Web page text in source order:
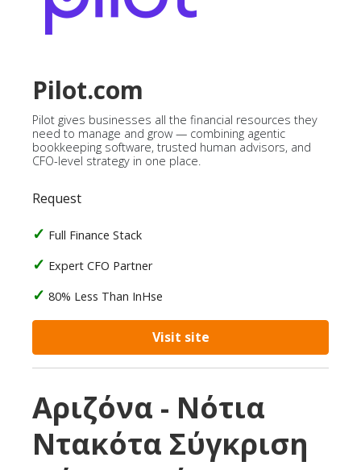
Pilot.com
Pilot gives businesses all the financial resources they
need to manage and grow — combining agentic
bookkeeping software, trusted human advisors, and
CFO-level strategy in one place.
Request
Full Finance Stack
Expert CFO Partner
80% Less Than InHse
Visit site
Αριζόνα - Νότια
Ντακότα Σύγκριση